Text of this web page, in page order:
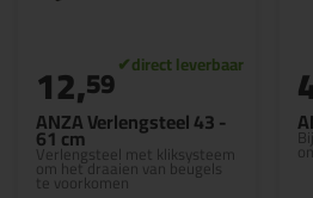
ANZA Verlengsteel 43 -
61 cm
Verlengsteel met kliksysteem
om het draaien van beugels
te voorkomen
12,59